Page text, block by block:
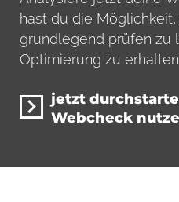
hast du die
grundlegend prüfen zu
Optimierung zu
jetzt
Webcheck